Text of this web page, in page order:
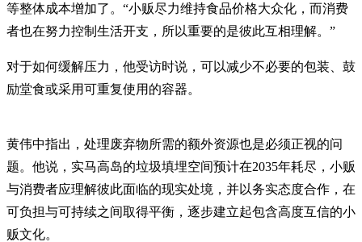
等整体成本增加了。“小贩尽力维持食品价格大众化，而消费
者也在努力控制生活开支，所以重要的是彼此互相理解。”
对于如何缓解压力，他受访时说，可以减少不必要的包装、鼓
励堂食或采用可重复使用的容器。
黄伟中指出，处理废弃物所需的额外资源也是必须正视的问
题。他说，实马高岛的垃圾填埋空间预计在2035年耗尽，小贩
与消费者应理解彼此面临的现实处境，并以务实态度合作，在
可负担与可持续之间取得平衡，逐步建立起包含高度互信的小
贩文化。